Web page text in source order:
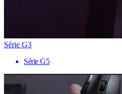
Série G3
Série G5